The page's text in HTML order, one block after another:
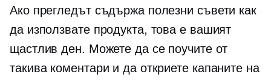
Ако прегледът съдържа полезни съвети как
да използвате продукта, това е вашият
щастлив ден. Можете да се поучите от
такива коментари и да откриете капаните на